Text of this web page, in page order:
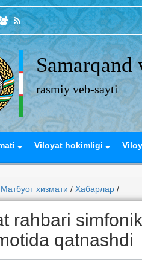
rasmiy veb-sayti
Viloyat hokimligi
Матбуот хизмати / Хабарлар /
rahbari
qatnashdi